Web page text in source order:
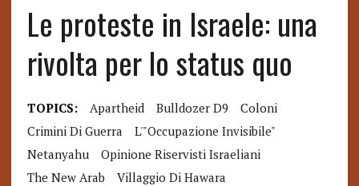
Le proteste in Israele: una
rivolta per lo status quo
TOPICS: Apartheid Bulldozer D9
Coloni
Crimini Di Guerra
L'"occupazione Invisibile"
Netanyahu
Opinione Riservisti Israeliani
The New Arab
Villaggio Di Hawara